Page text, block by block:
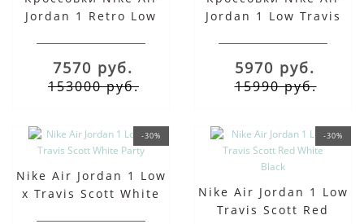
Jordan 1 Retro Low
7570 руб.
153000 руб.
Jordan 1 Low Travis
5970 руб.
15990 руб.
-30%
Nike Air Jordan 1 Low
x Travis Scott White
-30%
Nike Air Jordan 1 Low
Travis Scott Red